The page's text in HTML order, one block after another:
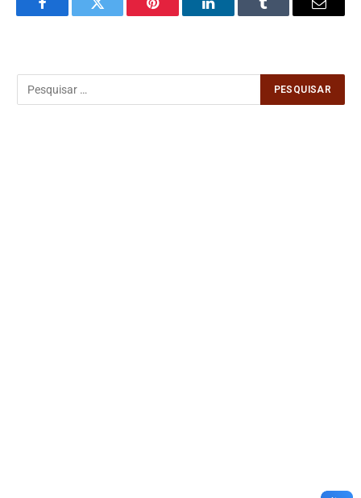
FacebookTwitter Pinterest LinkedInTumblr Email